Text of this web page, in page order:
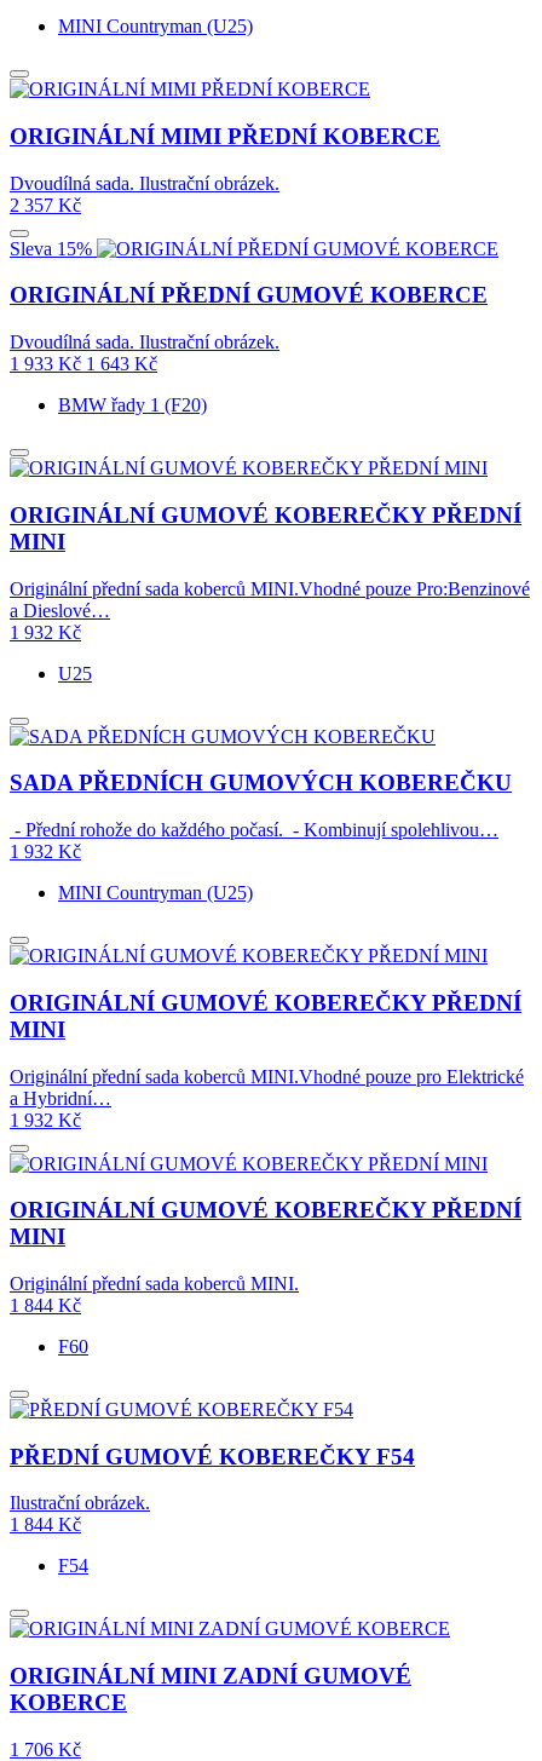
MINI Countryman (U25)
ORIGINÁLNÍ MIMI PŘEDNÍ KOBERCE
Dvoudílná sada. Ilustrační obrázek.
2 357 Kč
Sleva 15%
ORIGINÁLNÍ PŘEDNÍ GUMOVÉ KOBERCE
Dvoudílná sada. Ilustrační obrázek.
1 933 Kč 1 643 Kč
BMW řady 1 (F20)
ORIGINÁLNÍ GUMOVÉ KOBEREČKY PŘEDNÍ
MINI
Originální přední sada koberců MINI.Vhodné pouze Pro:Benzinové
a Dieslové…
1 932 Kč
U25
SADA PŘEDNÍCH GUMOVÝCH KOBEREČKU
- Přední rohože do každého počasí. - Kombinují spolehlivou…
1 932 Kč
MINI Countryman (U25)
ORIGINÁLNÍ GUMOVÉ KOBEREČKY PŘEDNÍ
MINI
Originální přední sada koberců MINI.Vhodné pouze pro Elektrické
a Hybridní…
1 932 Kč
ORIGINÁLNÍ GUMOVÉ KOBEREČKY PŘEDNÍ
MINI
Originální přední sada koberců MINI.
1 844 Kč
F60
PŘEDNÍ GUMOVÉ KOBEREČKY F54
Ilustrační obrázek.
1 844 Kč
F54
ORIGINÁLNÍ MINI ZADNÍ GUMOVÉ
KOBERCE
1 706 Kč